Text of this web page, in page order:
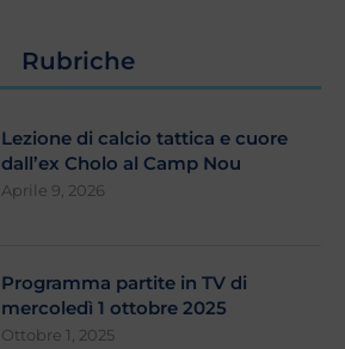
Rubriche
Lezione di calcio tattica e cuore
dall’ex Cholo al Camp Nou
Aprile 9, 2026
Programma partite in TV di
mercoledì 1 ottobre 2025
Ottobre 1, 2025